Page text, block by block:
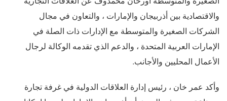
والاقتصادية بين أذربيجان والإمارات ، والتعاون في مجال
الشركات الصغيرة والمتوسطة مع الإدارات ذات الصلة في
الإمارات العربية المتحدة ، والدعم الذي تقدمه الوكالة لرجال
الأعمال المحليين والأجانب.
وأكد عمر خان ، رئيس إدارة العلاقات الدولية في غرفة تجارة